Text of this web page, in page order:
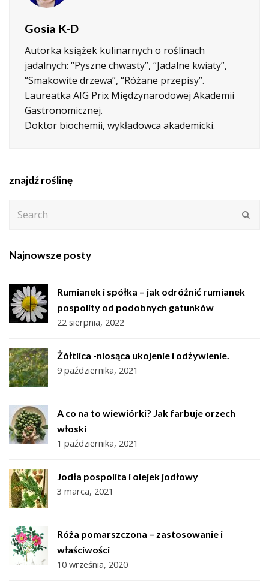
Gosia K-D
Autorka książek kulinarnych o roślinach
jadalnych: “Pyszne chwasty”, “Jadalne kwiaty”,
“Smakowite drzewa”, “Różane przepisy”.
Laureatka AIG Prix Międzynarodowej Akademii
Gastronomicznej.
Doktor biochemii, wykładowca akademicki.
znajdź roślinę
Najnowsze posty
Rumianek i spółka – jak odróżnić rumianek
pospolity od podobnych gatunków
22 sierpnia, 2022
Żółtlica -niosąca ukojenie i odżywienie.
9 października, 2021
A co na to wiewiórki? Jak farbuje orzech
włoski
1 października, 2021
Jodła pospolita i olejek jodłowy
3 marca, 2021
Róża pomarszczona – zastosowanie i
właściwości
10 września, 2020